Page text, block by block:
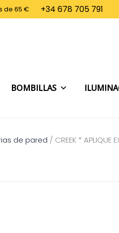
de 65 € +34 678 705 791
BOMBILLAS
de pared / CREEK * APLIQUE